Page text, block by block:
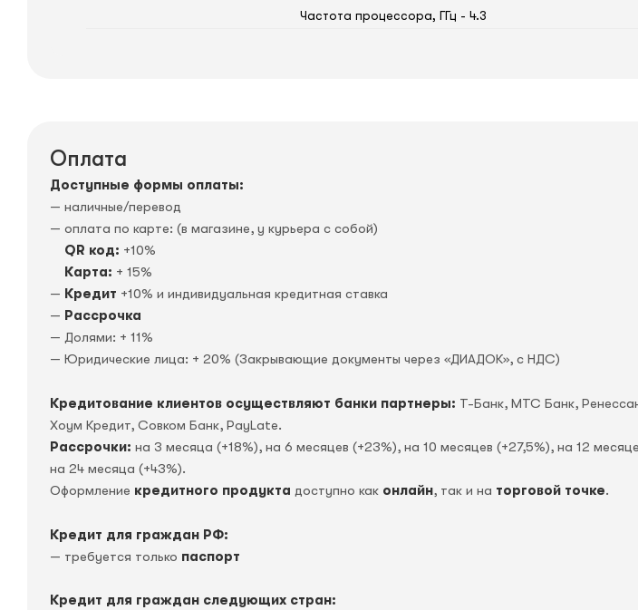
Частота процессора, ГГц - 4.3
Оплата
Доступные формы оплаты:
— наличные/перевод
— оплата по карте: (в магазине, у курьера с собой)
QR код: +10%
Карта: + 15%
— Кредит +10% и индивидуальная кредитная ставка
— Рассрочка
— Долями: + 11%
— Юридические лица: + 20% (Закрывающие документы через «ДИАДОК», c НДС)
Кредитование клиентов осуществляют банки партнеры: Т-Банк, МТС Банк,
Хоум Кредит, Совком Банк, PayLate.
Рассрочки: на 3 месяца (+18%), на 6 месяцев (+23%), на 10 месяцев (+27,5%), на 12
на 24 месяца (+43%).
Оформление кредитного продукта доступно как онлайн, так и на торговой точке.
Кредит для граждан РФ:
— требуется только паспорт
Кредит для граждан следующих стран: